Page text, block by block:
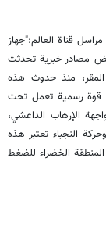
قناة العالم:"جهاز
مصادر خبرية تحدثت
لمداهمة هذا المقر، منذ حدوث هذه
قوة رسمية تعمل تحت
الإرهاب الداعشي،
النجباء تعتبر هذه
الخضراء للضغط